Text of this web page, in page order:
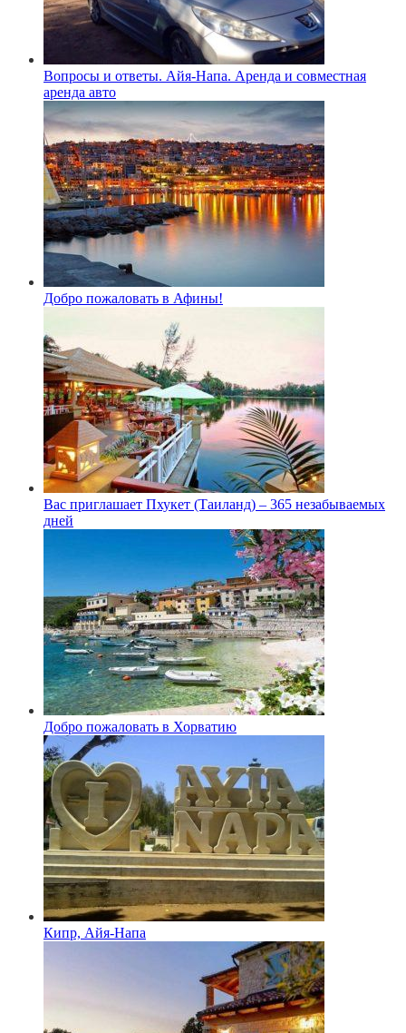
Вопросы и ответы. Айя-Напа. Аренда и совместная
аренда авто
Добро пожаловать в Афины!
Вас приглашает Пхукет (Таиланд) – 365 незабываемых
дней
Добро пожаловать в Хорватию
Кипр, Айя-Напа